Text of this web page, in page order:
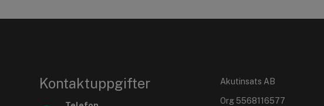
Kontaktuppgifter Akutinsats AB
Org 5568116577